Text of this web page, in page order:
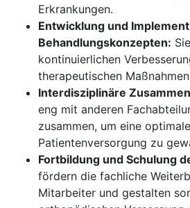
Erkrankungen.
Entwicklung und
Behandlungskonzepten:
kontinuierlichen
therapeutischen
Interdisziplinäre
eng mit anderen
zusammen, um eine optimale
Patientenversorgung zu
Fortbildung und Schulung
fördern die fachliche
Mitarbeiter und gestalten